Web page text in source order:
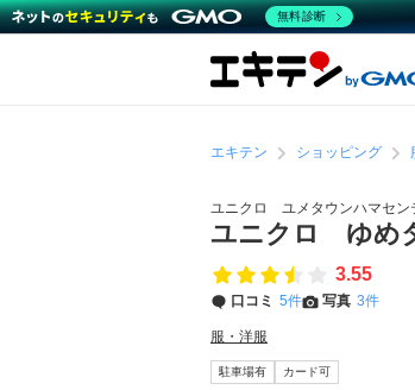
エキテン ショッピング
ユニクロ ユメタウンハマセン
ユニクロ ゆめ
3.55
口コミ 5件 写真 3件
服・洋服
駐車場有 カード可
無料診断